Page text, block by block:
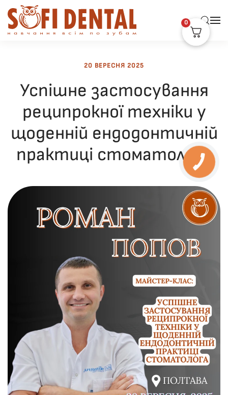
Skip to main content
20 ВЕРЕСНЯ 2025
Успішне застосування
реципрокної техніки у
щоденній ендодонтичній
практиці стоматолога
0